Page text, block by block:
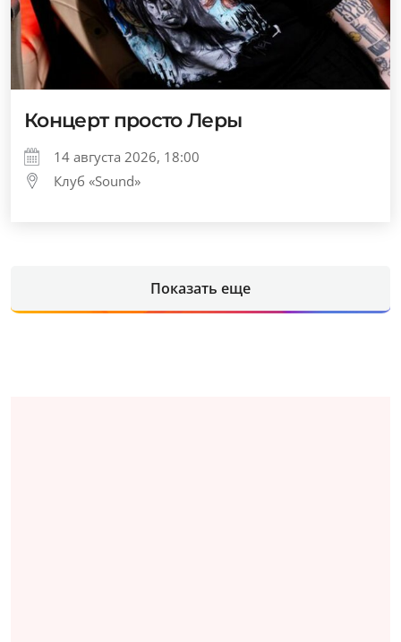
Концерт просто Леры
14 августа 2026, 18:00
Клуб «Sound»
Показать еще